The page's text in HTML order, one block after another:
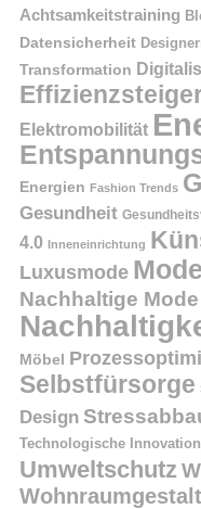
Achtsamkeitstraining
Datensicherheit
Transformation
Elektromobilität
Energien Fashion Trends
Gesundheit
4.0 Inneneinrichtung
Luxusmode
Nachhaltige Mode
Möbel
Selbstfürsorge
Design
Technologische Innovation
Umweltschutz